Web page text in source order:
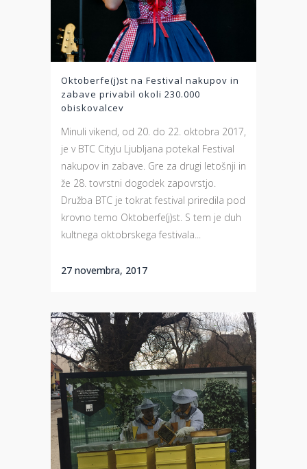
Oktoberfe(j)st na Festival nakupov in
zabave privabil okoli 230.000
obiskovalcev
Minuli vikend, od 20. do 22. oktobra 2017,
je v BTC Cityju Ljubljana potekal Festival
nakupov in zabave. Gre za drugi letošnji in
že 28. tovrstni dogodek zapovrstjo.
Družba BTC je tokrat festival priredila pod
krovno temo Oktoberfe(j)st. S tem je duh
kultnega oktobrskega festivala...
27 novembra, 2017